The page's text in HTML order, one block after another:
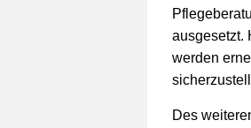
ausgesetzt.
werden
Des